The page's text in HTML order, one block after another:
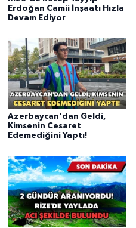
Erdoğan Camii İnşaatı Hızla
Devam Ediyor
Azerbaycan'dan Geldi,
Kimsenin Cesaret
Edemediğini Yaptı!